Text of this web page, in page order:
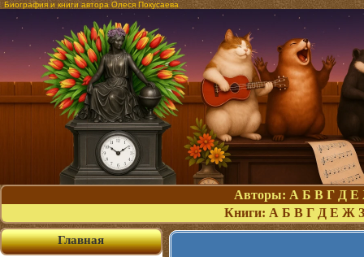
Биография и книги автора Олеся Покусаева
Авторы: А Б В Г Д Е
Книги: А Б В Г Д Е Ж З
Главная